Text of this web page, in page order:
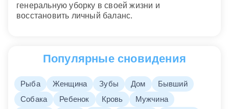
генеральную уборку в своей жизни и
восстановить личный баланс.
Популярные сновидения
Рыба Женщина Зубы Дом
Бывший
Собака
Ребенок Кровь
Мужчина